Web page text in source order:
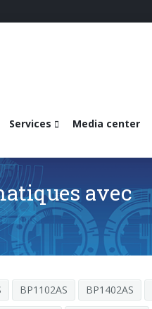
Services Media center
avec
BP1102AS BP1402AS